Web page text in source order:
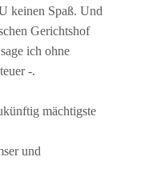
keinen Spaß. Und
Gerichtshof
ich ohne
-.
mächtigste
und